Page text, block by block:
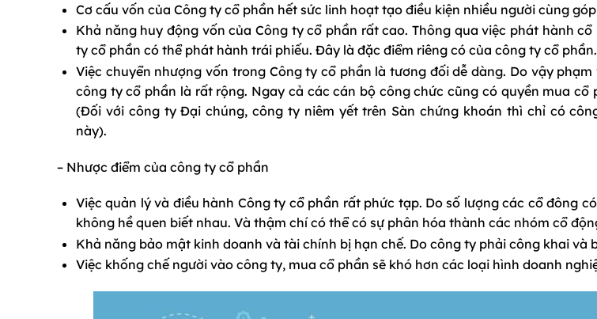
Cơ cấu vốn của Công ty cổ phần hết sức linh hoạt tạo điều kiện nhiều người cùng
Khả năng huy động vốn của Công ty cổ phần rất cao. Thông qua việc phát hành
ty cổ phần có thể phát hành trái phiếu. Đây là đặc điểm riêng có của công ty cổ phần.
Việc chuyển nhượng vốn trong Công ty cổ phần là tương đối dễ dàng. Do vậy
công ty cổ phần là rất rộng. Ngay cả các cán bộ công chức cũng có quyền mua cổ
(Đối với công ty Đại chúng, công ty niêm yết trên Sàn chứng khoán thì chỉ có
này).
– Nhược điểm của công ty cổ phần
Việc quản lý và điều hành Công ty cổ phần rất phức tạp. Do số lượng các cổ đông
không hề quen biết nhau. Và thậm chí có thể có sự phân hóa thành các nhóm cổ
Khả năng bảo mật kinh doanh và tài chính bị hạn chế. Do công ty phải công khai và
Việc khống chế người vào công ty, mua cổ phần sẽ khó hơn các loại hình doanh